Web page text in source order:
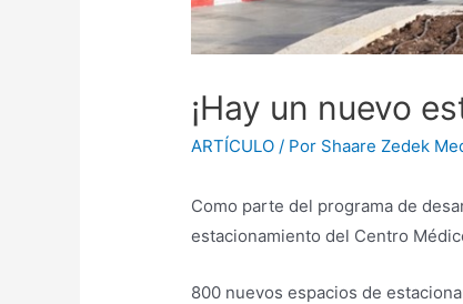
¡Hay un nuevo
ARTÍCULO / Por Shaare Zedek
Como parte del programa de
estacionamiento del Centro
800 nuevos espacios de